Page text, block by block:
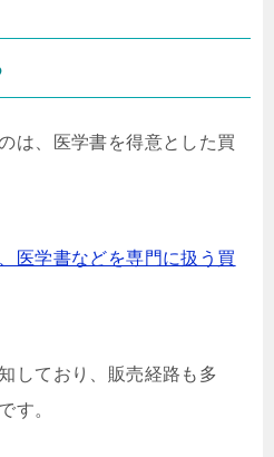
の専門教科書や参
は、医学書を得意とした買
医学書などを専門に扱う買
しており、販売経路も多
す。